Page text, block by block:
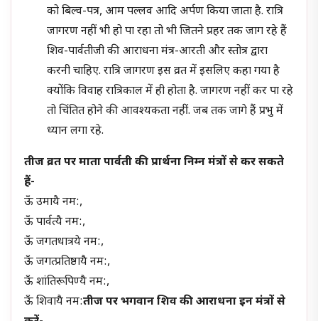
को बिल्व-पत्र, आम पल्लव आदि अर्पण किया जाता है. रात्रि
जागरण नहीं भी हो पा रहा तो भी जितने प्रहर तक जाग रहे हैं
शिव-पार्वतीजी की आराधना मंत्र-आरती और स्तोत्र द्वारा
करनी चाहिए. रात्रि जागरण इस व्रत में इसलिए कहा गया है
क्योंकि विवाह रात्रिकाल में ही होता है. जागरण नहीं कर पा रहे
तो चिंतित होने की आवश्यकता नहीं. जब तक जागे हैं प्रभु में
ध्यान लगा रहे.
तीज व्रत पर माता पार्वती की प्रार्थना निम्न मंत्रों से कर सकते
हैं-
ऊँ उमायै नम:,
ऊँ पार्वत्यै नम:,
ऊँ जगतधात्रये नम:,
ऊँ जगत्प्रतिष्ठायै नम:,
ऊँ शांतिरूपिण्यै नम:,
ऊँ शिवायै नम:तीज पर भगवान शिव की आराधना इन मंत्रों से